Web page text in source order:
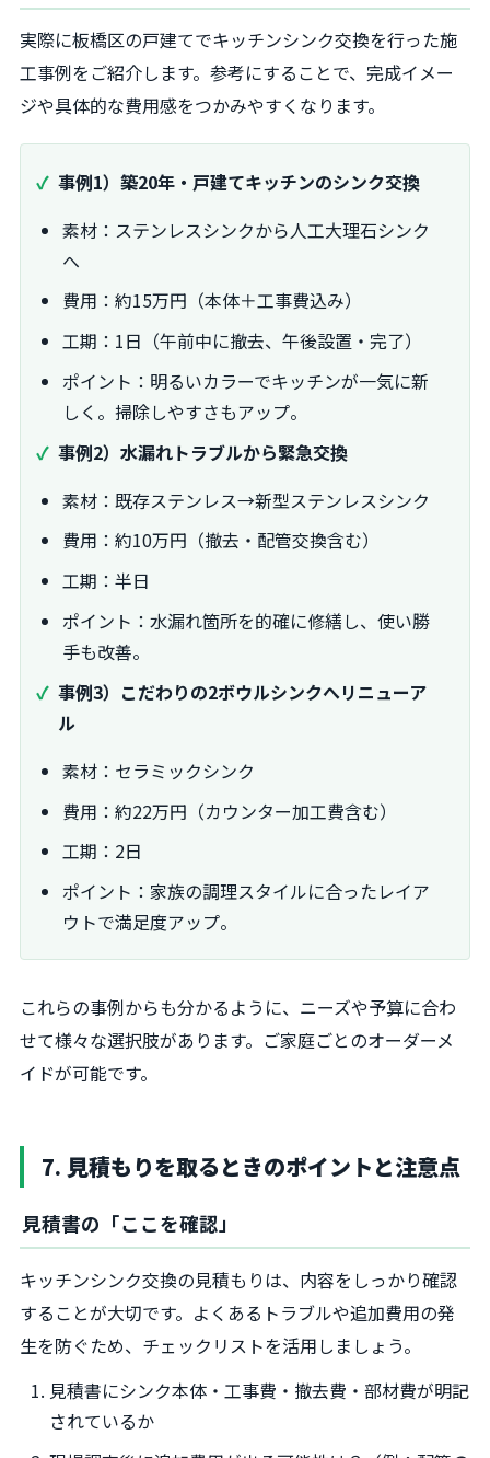
実際に板橋区の戸建てでキッチンシンク交換を行った施
工事例をご紹介します。参考にすることで、完成イメー
ジや具体的な費用感をつかみやすくなります。
事例1）築20年・戸建てキッチンのシンク交換
素材：ステンレスシンクから人工大理石シンク
へ
費用：約15万円（本体＋工事費込み）
工期：1日（午前中に撤去、午後設置・完了）
ポイント：明るいカラーでキッチンが一気に新
しく。掃除しやすさもアップ。
事例2）水漏れトラブルから緊急交換
素材：既存ステンレス→新型ステンレスシンク
費用：約10万円（撤去・配管交換含む）
工期：半日
ポイント：水漏れ箇所を的確に修繕し、使い勝
手も改善。
事例3）こだわりの2ボウルシンクへリニューア
ル
素材：セラミックシンク
費用：約22万円（カウンター加工費含む）
工期：2日
ポイント：家族の調理スタイルに合ったレイア
ウトで満足度アップ。
これらの事例からも分かるように、ニーズや予算に合わ
せて様々な選択肢があります。ご家庭ごとのオーダーメ
イドが可能です。
7. 見積もりを取るときのポイントと注意点
見積書の「ここを確認」
キッチンシンク交換の見積もりは、内容をしっかり確認
することが大切です。よくあるトラブルや追加費用の発
生を防ぐため、チェックリストを活用しましょう。
見積書にシンク本体・工事費・撤去費・部材費が明記
されているか